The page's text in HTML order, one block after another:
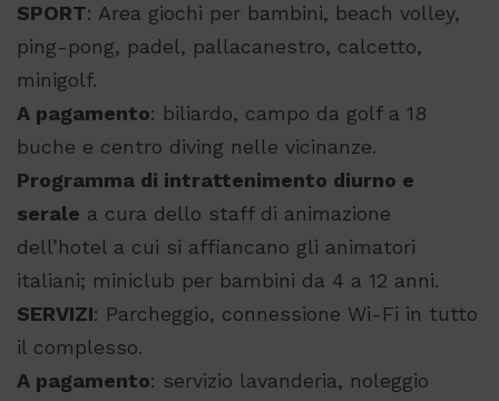
SPORT: Area giochi per bambini, beach volley,
ping-pong, padel, pallacanestro, calcetto,
minigolf.
A pagamento: biliardo, campo da golf a 18
buche e centro diving nelle vicinanze.
Programma di intrattenimento diurno e
serale a cura dello staff di animazione
dell’hotel a cui si affiancano gli animatori
italiani; miniclub per bambini da 4 a 12 anni.
SERVIZI: Parcheggio, connessione Wi-Fi in tutto
il complesso.
A pagamento: servizio lavanderia, noleggio